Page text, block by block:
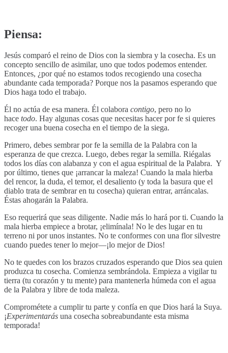
Piensa:
Jesús comparó el reino de Dios con la siembra y la cosecha. Es un
concepto sencillo de asimilar, uno que todos podemos entender.
Entonces, ¿por qué no estamos todos recogiendo una cosecha
abundante cada temporada? Porque nos la pasamos esperando que
Dios haga todo el trabajo.
Él no actúa de esa manera. Él colabora contigo, pero no lo
hace todo. Hay algunas cosas que necesitas hacer por fe si quieres
recoger una buena cosecha en el tiempo de la siega.
Primero, debes sembrar por fe la semilla de la Palabra con la
esperanza de que crezca. Luego, debes regar la semilla. Riégalas
todos los días con alabanza y con el agua espiritual de la Palabra. Y
por último, tienes que ¡arrancar la maleza! Cuando la mala hierba
del rencor, la duda, el temor, el desaliento (y toda la basura que el
diablo trata de sembrar en tu cosecha) quieran entrar, arráncalas.
Éstas ahogarán la Palabra.
Eso requerirá que seas diligente. Nadie más lo hará por ti. Cuando la
mala hierba empiece a brotar, ¡elimínala! No le des lugar en tu
terreno ni por unos instantes. No te conformes con una flor silvestre
cuando puedes tener lo mejor—¡lo mejor de Dios!
No te quedes con los brazos cruzados esperando que Dios sea quien
produzca tu cosecha. Comienza sembrándola. Empieza a vigilar tu
tierra (tu corazón y tu mente) para mantenerla húmeda con el agua
de la Palabra y libre de toda maleza.
Comprométete a cumplir tu parte y confía en que Dios hará la Suya.
¡Experimentarás una cosecha sobreabundante esta misma
temporada!